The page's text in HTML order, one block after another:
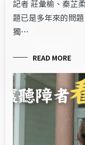
記者 莊彙榆、秦芷
題已是多年來的問
獨…
READ MORE